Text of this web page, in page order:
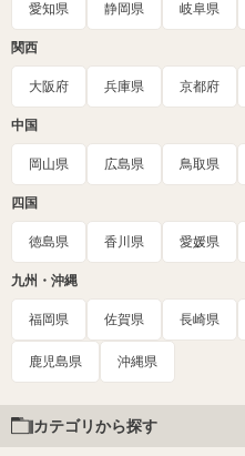
愛知県 静岡県 岐阜県
関西
大阪府 兵庫県 京都府
中国
岡山県 広島県 鳥取県
四国
徳島県 香川県 愛媛県
九州・沖縄
福岡県 佐賀県 長崎県
鹿児島県 沖縄県
カテゴリから探す